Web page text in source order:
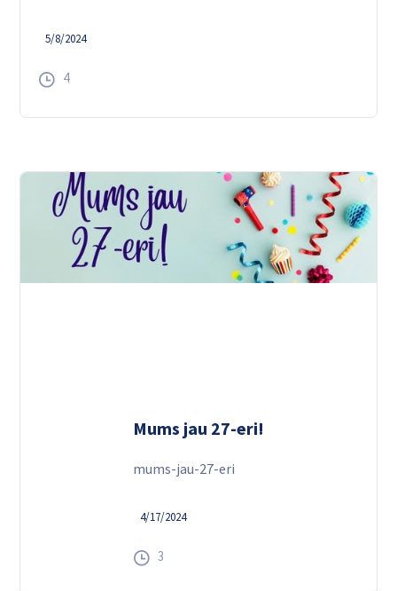
5/8/2024
4
Mums jau 27-eri!
mums-jau-27-eri
4/17/2024
3